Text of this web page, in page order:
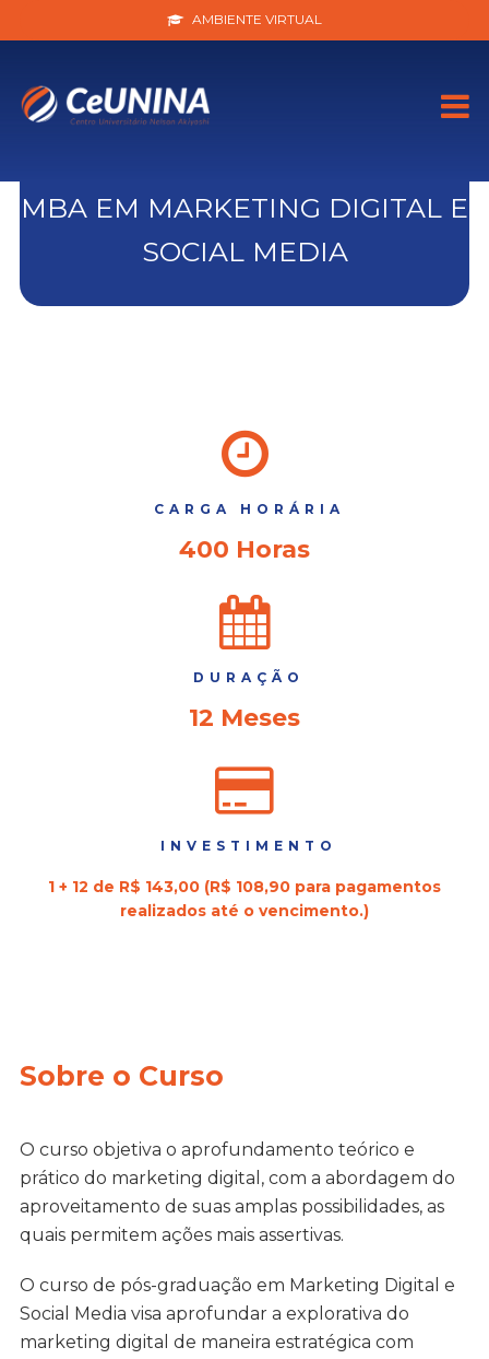
AMBIENTE VIRTUAL
MBA EM MARKETING DIGITAL E
SOCIAL MEDIA
CARGA HORÁRIA
400 Horas
DURAÇÃO
12 Meses
INVESTIMENTO
1 + 12 de R$ 143,00 (R$ 108,90 para pagamentos
realizados até o vencimento.)
Sobre o Curso
O curso objetiva o aprofundamento teórico e
prático do marketing digital, com a abordagem do
aproveitamento de suas amplas possibilidades, as
quais permitem ações mais assertivas.
O curso de pós-graduação em Marketing Digital e
Social Media visa aprofundar a explorativa do
marketing digital de maneira estratégica com